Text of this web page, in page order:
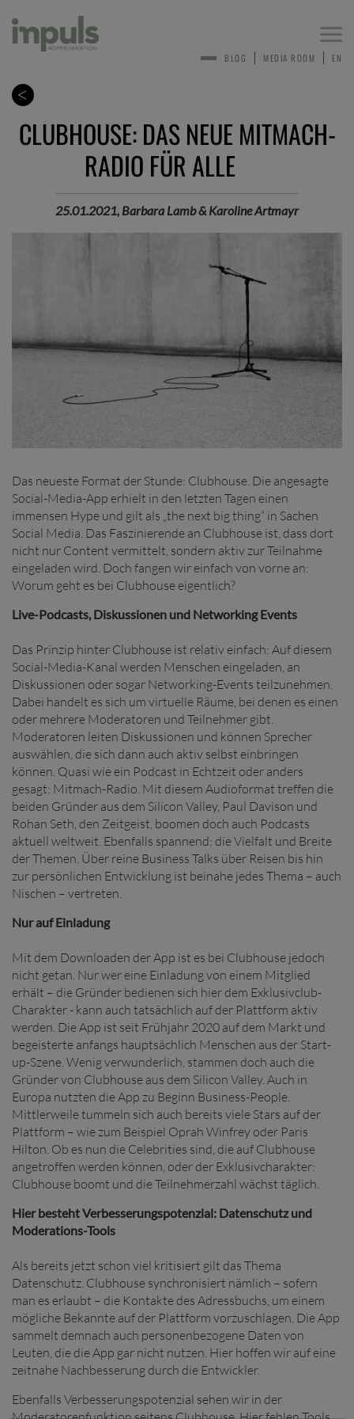
EN
MEDIA ROOM
BLOG
CLUBHOUSE: DAS NEUE MITMACH-
RADIO FÜR ALLE
25.01.2021, Barbara Lamb & Karoline Artmayr
Das neueste Format der Stunde: Clubhouse. Die angesagte
Social-Media-App erhielt in den letzten Tagen einen
immensen Hype und gilt als „the next big thing“ in Sachen
Social Media. Das Faszinierende an Clubhouse ist, dass dort
nicht nur Content vermittelt, sondern aktiv zur Teilnahme
eingeladen wird. Doch fangen wir einfach von vorne an:
Worum geht es bei Clubhouse eigentlich?
Live-Podcasts, Diskussionen und Networking Events
Das Prinzip hinter Clubhouse ist relativ einfach: Auf diesem
Social-Media-Kanal werden Menschen eingeladen, an
Diskussionen oder sogar Networking-Events teilzunehmen.
Dabei handelt es sich um virtuelle Räume, bei denen es einen
oder mehrere Moderatoren und Teilnehmer gibt.
Moderatoren leiten Diskussionen und können Sprecher
auswählen, die sich dann auch aktiv selbst einbringen
können. Quasi wie ein Podcast in Echtzeit oder anders
gesagt: Mitmach-Radio. Mit diesem Audioformat treffen die
beiden Gründer aus dem Silicon Valley, Paul Davison und
Rohan Seth, den Zeitgeist, boomen doch auch Podcasts
aktuell weltweit. Ebenfalls spannend: die Vielfalt und Breite
der Themen. Über reine Business Talks über Reisen bis hin
zur persönlichen Entwicklung ist beinahe jedes Thema – auch
Nischen – vertreten.
Nur auf Einladung
Mit dem Downloaden der App ist es bei Clubhouse jedoch
nicht getan. Nur wer eine Einladung von einem Mitglied
erhält – die Gründer bedienen sich hier dem Exklusivclub-
Charakter - kann auch tatsächlich auf der Plattform aktiv
werden. Die App ist seit Frühjahr 2020 auf dem Markt und
begeisterte anfangs hauptsächlich Menschen aus der Start-
up-Szene. Wenig verwunderlich, stammen doch auch die
Gründer von Clubhouse aus dem Silicon Valley. Auch in
Europa nutzten die App zu Beginn Business-People.
Mittlerweile tummeln sich auch bereits viele Stars auf der
Plattform – wie zum Beispiel Oprah Winfrey oder Paris
Hilton. Ob es nun die Celebrities sind, die auf Clubhouse
angetroffen werden können, oder der Exklusivcharakter:
Clubhouse boomt und die Teilnehmerzahl wächst täglich.
Hier besteht Verbesserungspotenzial: Datenschutz und
Moderations-Tools
Als bereits jetzt schon viel kritisiert gilt das Thema
Datenschutz. Clubhouse synchronisiert nämlich – sofern
man es erlaubt – die Kontakte des Adressbuchs, um einem
mögliche Bekannte auf der Plattform vorzuschlagen. Die App
sammelt demnach auch personenbezogene Daten von
Leuten, die die App gar nicht nutzen. Hier hoffen wir auf eine
zeitnahe Nachbesserung durch die Entwickler.
Ebenfalls Verbesserungspotenzial sehen wir in der